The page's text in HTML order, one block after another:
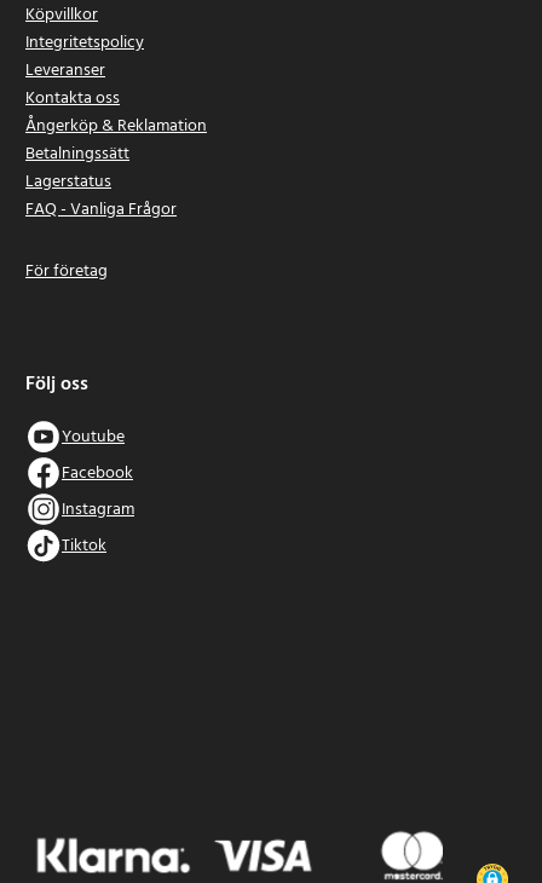
Köpvillkor
Integritetspolicy
Leveranser
Kontakta oss
Ångerköp & Reklamation
Betalningssätt
Lagerstatus
FAQ - Vanliga Frågor
För företag
Följ oss
Youtube
Facebook
Instagram
Tiktok